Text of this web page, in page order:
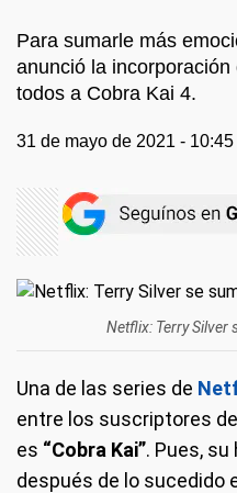
Para sumarle más
anunció la
todos a Cobra Kai 4.
31 de mayo de 2021 - 10:45
Netflix: Terry Silver
Una de las series de
entre los suscriptores
es “Cobra Kai”. Pues,
después de lo sucedido